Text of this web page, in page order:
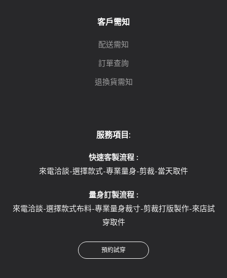
客戶需知
配送需知
訂單查詢
退換貨需知
服務項目:
快速客製流程 :
來電洽談-選擇款式-專業量身-剪裁-當天取件
量身訂製流程 :
來電洽談-選擇款式布料-專業量身裁寸-剪裁打版製作-來店試
穿取件
預約試穿